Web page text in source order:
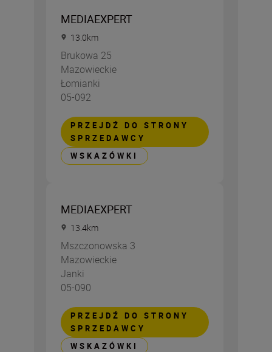
MEDIAEXPERT
13.0km
Brukowa 25
Mazowieckie
Łomianki
05-092
PRZEJDŹ DO STRONY
SPRZEDAWCY
WSKAZÓWKI
MEDIAEXPERT
13.4km
Mszczonowska 3
Mazowieckie
Janki
05-090
PRZEJDŹ DO STRONY
SPRZEDAWCY
WSKAZÓWKI